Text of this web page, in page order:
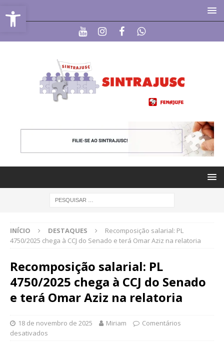
Abrir a barra de ferramentas
INÍCIO DESTAQUES
Recomposição salarial: PL
4750/2025 chega à CCJ do Senado e terá Omar Aziz na relatoria
Recomposição salarial: PL
4750/2025 chega à CCJ do Senado
e terá Omar Aziz na relatoria
18 de novembro de 2025 Miriam
Comentários
desativados